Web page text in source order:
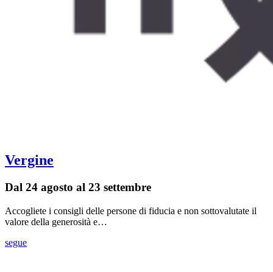
Vergine
Dal 24 agosto al 23 settembre
Accogliete i consigli delle persone di fiducia e non sottovalutate il
valore della generosità e…
segue